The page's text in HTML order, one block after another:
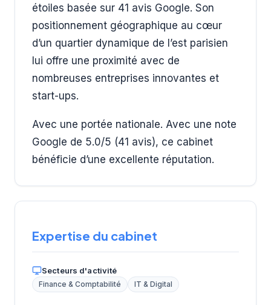
étoiles basée sur 41 avis Google. Son
positionnement géographique au cœur
d’un quartier dynamique de l’est parisien
lui offre une proximité avec de
nombreuses entreprises innovantes et
start-ups.
Avec une portée nationale. Avec une note
Google de 5.0/5 (41 avis), ce cabinet
bénéficie d’une excellente réputation.
Expertise du cabinet
Secteurs d'activité
Finance & Comptabilité IT & Digital